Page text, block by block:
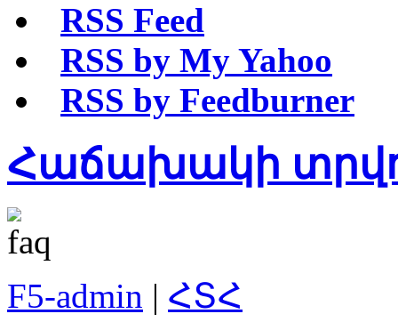
RSS Feed
RSS by My Yahoo
RSS by Feedburner
Հաճախակի
F5-admin | ՀՏՀ